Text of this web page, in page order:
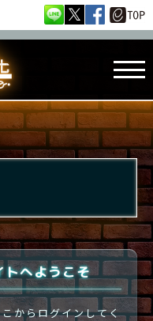
へようこそ
からログインしてく